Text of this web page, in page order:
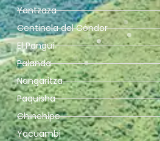
Yantzaza
Centinela del Cóndor
El Pangui
Palanda
Nangaritza
Paquisha
Chinchipe
Yacuambi